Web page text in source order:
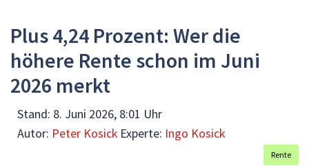
Plus 4,24 Prozent: Wer die
höhere Rente schon im Juni
2026 merkt
Stand: 8. Juni 2026, 8:01 Uhr
Autor: Peter Kosick Experte: Ingo Kosick
Rente